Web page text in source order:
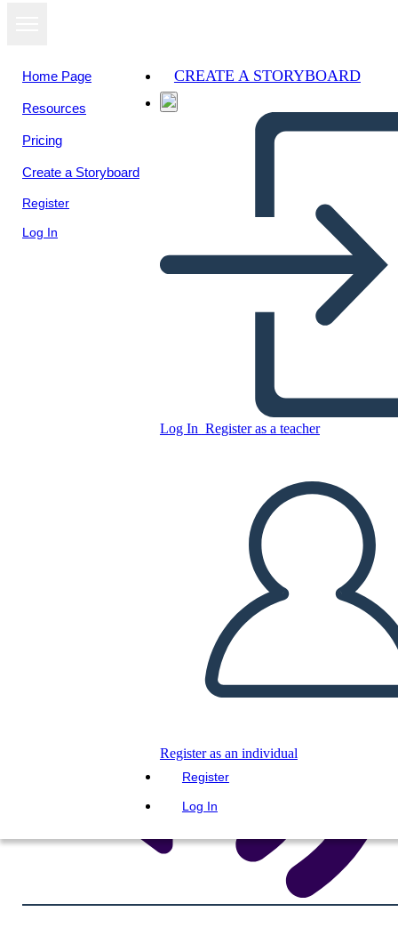
Home Page
Resources
Pricing
Create a Storyboard
Register
Log In
CREATE A STORYBOARD
Log In Register as a teacher
Register as an individual
Register
Log In
PLAY SLIDESHOW
READ TO ME
View as
slideshow